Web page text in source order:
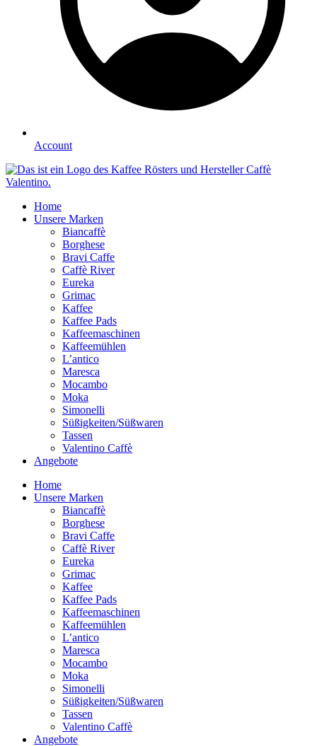
Account
Home
Unsere Marken
Biancaffè
Borghese
Bravi Caffe
Caffè River
Eureka
Grimac
Kaffee
Kaffee Pads
Kaffeemaschinen
Kaffeemühlen
L’antico
Maresca
Mocambo
Moka
Simonelli
Süßigkeiten/Süßwaren
Tassen
Valentino Caffè
Angebote
Home
Unsere Marken
Biancaffè
Borghese
Bravi Caffe
Caffè River
Eureka
Grimac
Kaffee
Kaffee Pads
Kaffeemaschinen
Kaffeemühlen
L’antico
Maresca
Mocambo
Moka
Simonelli
Süßigkeiten/Süßwaren
Tassen
Valentino Caffè
Angebote